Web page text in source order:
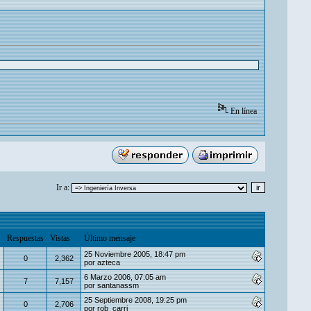
En línea
Ir a:
Respuestas Vistas Último mensaje
0 2,362
25 Noviembre 2005, 18:47 pm
por azteca
7 7,157
6 Marzo 2006, 07:05 am
por santanassm
0 2,706
25 Septiembre 2008, 19:25 pm
por rob_carri